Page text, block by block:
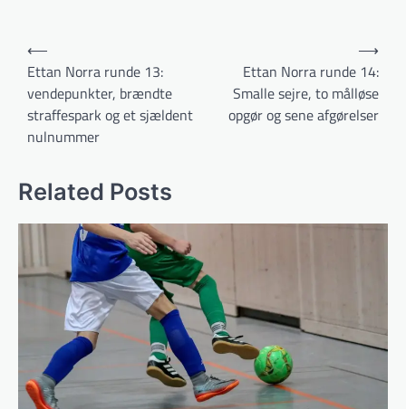
Indlægsnavigation
⟵
Ettan Norra runde 13:
vendepunkter, brændte
straffespark og et sjældent
nulnummer
Ettan Norra runde 14:
Smalle sejre, to målløse
opgør og sene afgørelser
⟶
Related Posts